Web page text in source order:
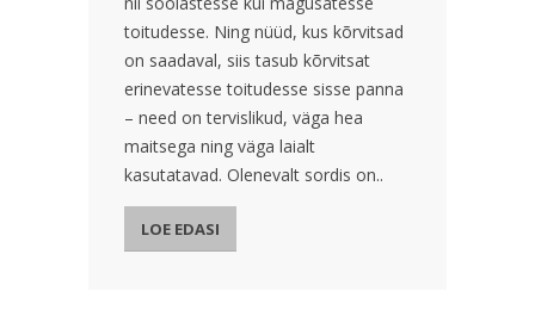
toitudesse. Ning nüüd, kus kõrvitsad
on saadaval, siis tasub kõrvitsat
erinevatesse toitudesse sisse panna
– need on tervislikud, väga hea
maitsega ning väga laialt
kasutatavad. Olenevalt sordis on..
LOE EDASI